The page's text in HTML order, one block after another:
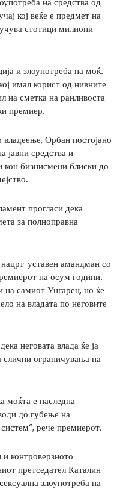
кој веќе е предмет на
стотици милиони
и злоупотреба на моќ.
имал корист од нивните
на сметка на ранливоста
премиер.
Орбан постојано
јавни средства и
бизнисмени блиски до
прогласи дека
за полноправна
уставен амандман со
на осум години.
на самиот Унгарец, но ќе
на владата по неговите
неговата влада ќе ја
слични ограничувања на
моќта е наследна
до губење на
рече премиерот.
контроверзното
претседател Каталин
злоупотреба на